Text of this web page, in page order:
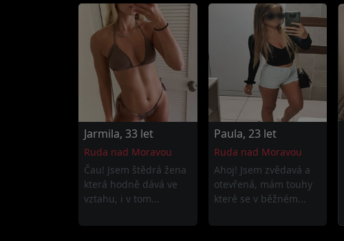
Jarmila, 33 let
Ruda nad Moravou
Čau! Jsem štědrá žena
která hodně dává ve
vztahu, i v tom...
Paula, 23 let
Ruda nad Moravou
Ahoj! Jsem zvědavá a
otevřená, mám touhy
které se v běžném...